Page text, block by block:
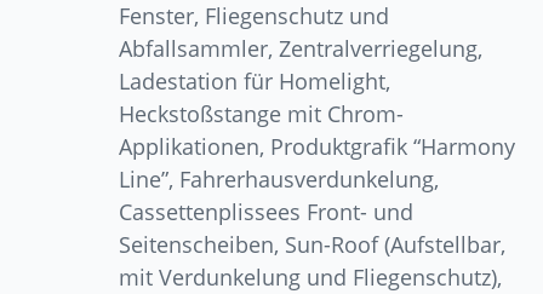
Fenster, Fliegenschutz und
Abfallsammler, Zentralverriegelung,
Ladestation für Homelight,
Heckstoßstange mit Chrom-
Applikationen, Produktgrafik “Harmony
Line”, Fahrerhausverdunkelung,
Cassettenplissees Front- und
Seitenscheiben, Sun-Roof (Aufstellbar,
mit Verdunkelung und Fliegenschutz),